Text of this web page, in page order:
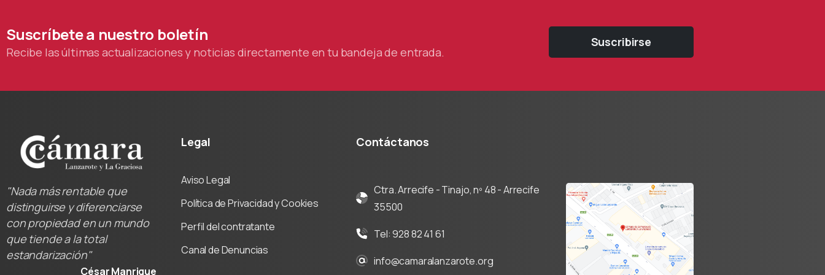
Suscríbetea nuestro boletín
Recibe las últimas actualizaciones y noticias directamente en tu bandeja de entrada.
Suscribirse
"Nada más rentable que
distinguirse y diferenciarse
con propiedad en un mundo
que tiende a la total
estandarización"
César Manrique
Legal
Aviso Legal
Política de Privacidad y Cookies
Perfil del contratante
Canal de Denuncias
Contáctanos
Ctra. Arrecife - Tinajo, nº 48 - Arrecife
35500
Tel: 928 82 41 61
info@camaralanzarote.org